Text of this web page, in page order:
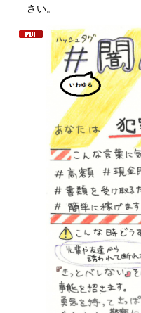
さい。​